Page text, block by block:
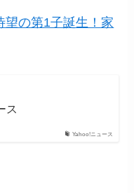
望の第1子誕生！家
Yahoo!ニュース
ス